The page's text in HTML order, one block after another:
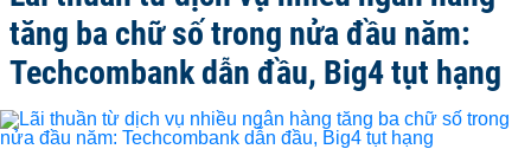
tăng ba chữ số trong nửa đầu năm:
Techcombank dẫn đầu, Big4 tụt hạng